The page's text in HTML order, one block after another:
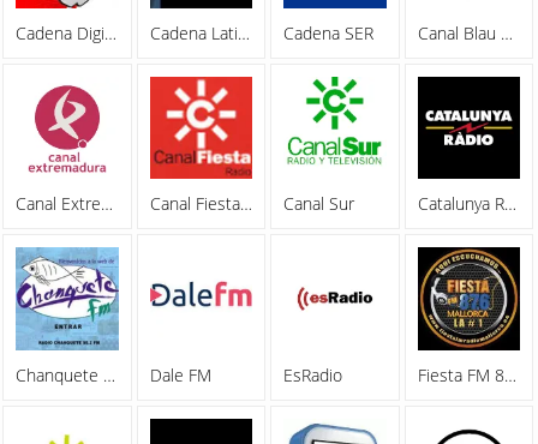
Cadena Digital Cadena Latino 99.5 FM Cadena SER Canal Blau FM
Canal Extremadura Radio Canal Fiesta Radio Canal Sur Catalunya Radio
Chanquete FM 95.2 Dale FM EsRadio Fiesta FM 87.6